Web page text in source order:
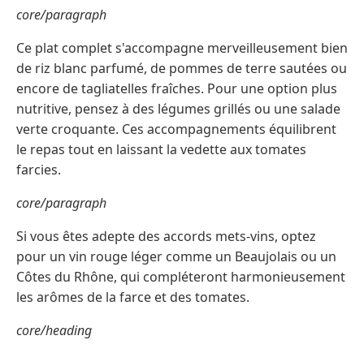
core/paragraph
Ce plat complet s'accompagne merveilleusement bien
de riz blanc parfumé, de pommes de terre sautées ou
encore de tagliatelles fraîches. Pour une option plus
nutritive, pensez à des légumes grillés ou une salade
verte croquante. Ces accompagnements équilibrent
le repas tout en laissant la vedette aux tomates
farcies.
core/paragraph
Si vous êtes adepte des accords mets-vins, optez
pour un vin rouge léger comme un Beaujolais ou un
Côtes du Rhône, qui compléteront harmonieusement
les arômes de la farce et des tomates.
core/heading